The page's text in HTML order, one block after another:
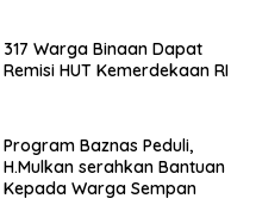
317 Warga Binaan Dapat
Remisi HUT Kemerdekaan RI
Program Baznas Peduli,
H.Mulkan serahkan Bantuan
Kepada Warga Sempan